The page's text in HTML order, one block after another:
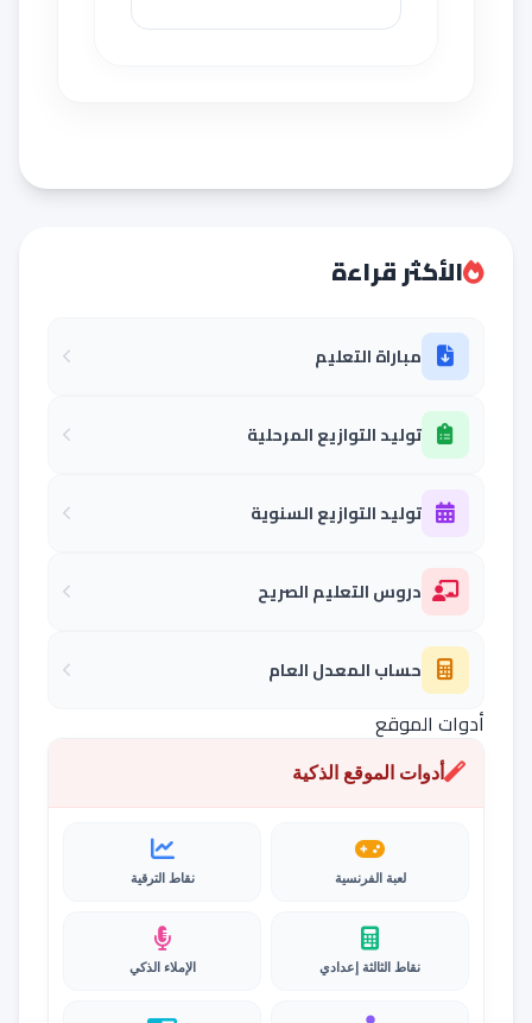
الأكثر قراءة
مباراة التعليم
توليد التوازيع المرحلية
توليد التوازيع السنوية
دروس التعليم الصريح
حساب المعدل العام
أدوات الموقع
أدوات الموقع الذكية
لعبة الفرنسية نقاط الترقية
نقاط الثالثة إعدادي الإملاء الذكي